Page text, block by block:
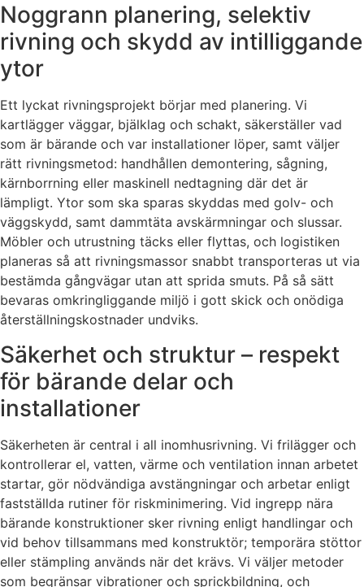
Noggrann planering, selektiv
rivning och skydd av intilliggande
ytor
Ett lyckat rivningsprojekt börjar med planering. Vi
kartlägger väggar, bjälklag och schakt, säkerställer vad
som är bärande och var installationer löper, samt väljer
rätt rivningsmetod: handhållen demontering, sågning,
kärnborrning eller maskinell nedtagning där det är
lämpligt. Ytor som ska sparas skyddas med golv- och
väggskydd, samt dammtäta avskärmningar och slussar.
Möbler och utrustning täcks eller flyttas, och logistiken
planeras så att rivningsmassor snabbt transporteras ut via
bestämda gångvägar utan att sprida smuts. På så sätt
bevaras omkringliggande miljö i gott skick och onödiga
återställningskostnader undviks.
Säkerhet och struktur – respekt
för bärande delar och
installationer
Säkerheten är central i all inomhusrivning. Vi frilägger och
kontrollerar el, vatten, värme och ventilation innan arbetet
startar, gör nödvändiga avstängningar och arbetar enligt
fastställda rutiner för riskminimering. Vid ingrepp nära
bärande konstruktioner sker rivning enligt handlingar och
vid behov tillsammans med konstruktör; temporära stöttor
eller stämpling används när det krävs. Vi väljer metoder
som begränsar vibrationer och sprickbildning, och